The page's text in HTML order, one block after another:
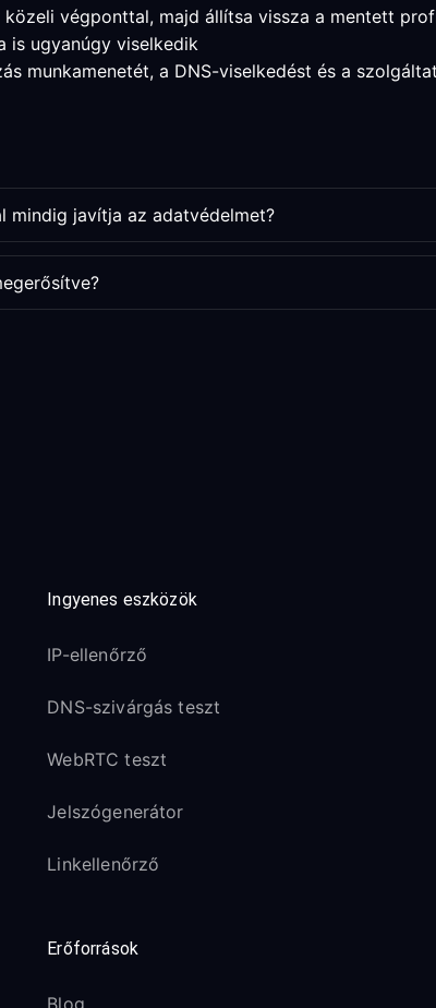
végponttal, majd állítsa vissza a mentett
is ugyanúgy viselkedik
munkamenetét, a DNS-viselkedést és a
mindig javítja az adatvédelmet?
Ingyenes eszközök
IP-ellenőrző
DNS-szivárgás teszt
WebRTC teszt
Jelszógenerátor
Linkellenőrző
Erőforrások
Blog